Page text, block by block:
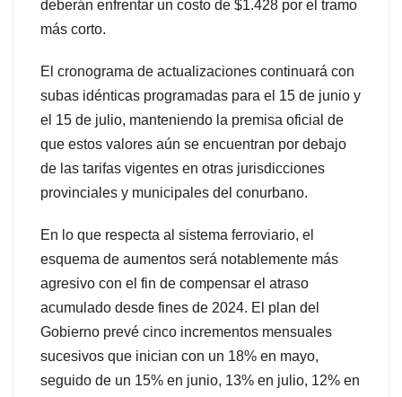
deberán enfrentar un costo de $1.428 por el tramo
más corto.
El cronograma de actualizaciones continuará con
subas idénticas programadas para el 15 de junio y
el 15 de julio, manteniendo la premisa oficial de
que estos valores aún se encuentran por debajo
de las tarifas vigentes en otras jurisdicciones
provinciales y municipales del conurbano.
En lo que respecta al sistema ferroviario, el
esquema de aumentos será notablemente más
agresivo con el fin de compensar el atraso
acumulado desde fines de 2024. El plan del
Gobierno prevé cinco incrementos mensuales
sucesivos que inician con un 18% en mayo,
seguido de un 15% en junio, 13% en julio, 12% en